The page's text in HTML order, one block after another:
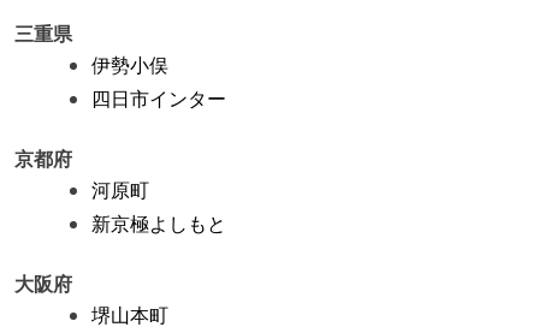
三重県
伊勢小俣
四日市インター
京都府
河原町
新京極よしもと
大阪府
堺山本町